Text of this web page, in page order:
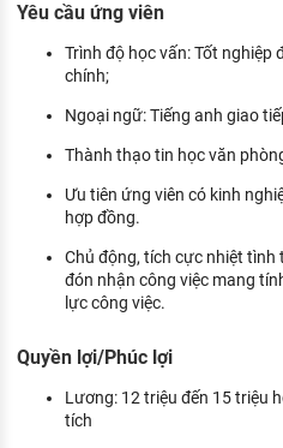
Yêu cầu ứng viên
Trình độ học vấn: Tốt nghiệp
chính;
Ngoại ngữ: Tiếng anh giao
Thành thạo tin học văn
Ưu tiên ứng viên có kinh
hợp đồng.
Chủ động, tích cực nhiệt tình
đón nhận công việc mang
lực công việc.
Quyền lợi/Phúc lợi
Lương: 12 triệu đến 15 triệu
tích